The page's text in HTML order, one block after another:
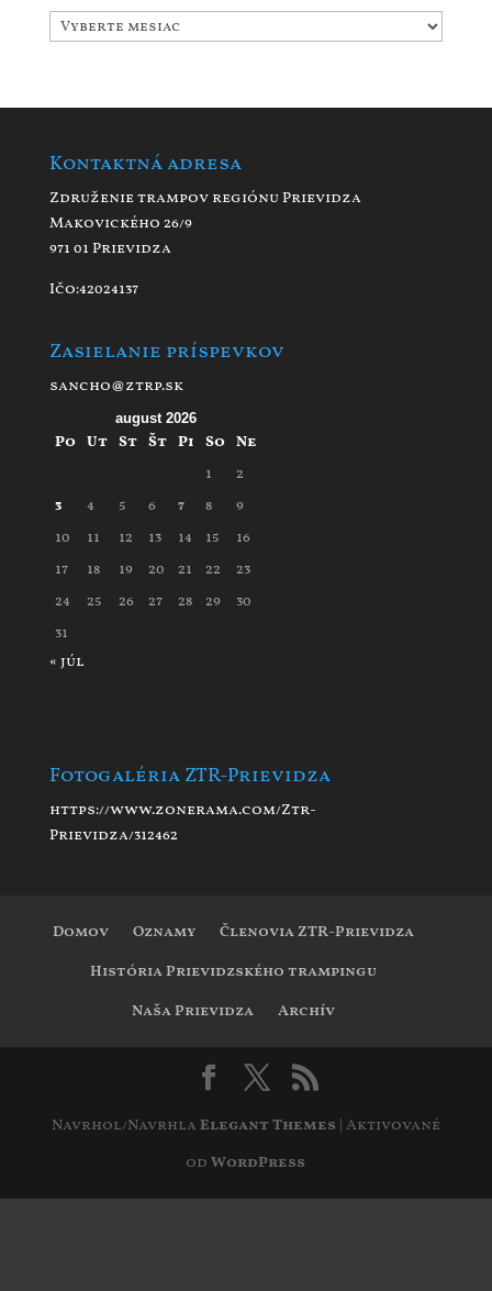
Archív
Kontaktná adresa
Združenie trampov regiónu Prievidza
Makovického 26/9
971 01 Prievidza
Ičo:42024137
Zasielanie príspevkov
sancho@ztrp.sk
august 2026
Po Ut St Št Pi So Ne
1
2
3
4 5 6 7 8
9
10
11 12 13 14 15
16
17
18 19 20 21 22
23
24
25 26 27 28 29
30
31
« júl
Fotogaléria ZTR-Prievidza
https://www.zonerama.com/Ztr-
Prievidza/312462
Domov Oznamy
Členovia ZTR-Prievidza
História Prievidzského trampingu
Naša Prievidza
Archív
Navrhol/Navrhla Elegant Themes | Aktivované
odWordPress